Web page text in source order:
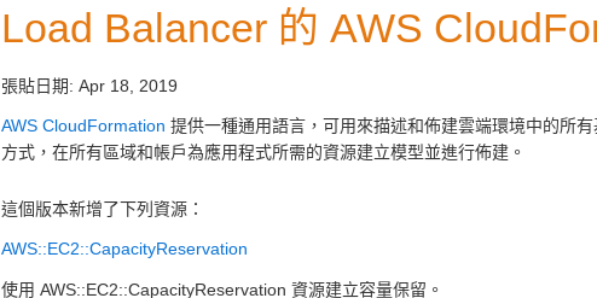
Load Balancer 的 AWS
張貼日期: Apr 18, 2019
AWS CloudFormation 提供一種通用語言，可用來描述和佈建雲端環境中的所
方式，在所有區域和帳戶為應用程式所需的資源建立模型並進行佈建。
這個版本新增了下列資源：
AWS::EC2::CapacityReservation
使用 AWS::EC2::CapacityReservation 資源建立容量保留。